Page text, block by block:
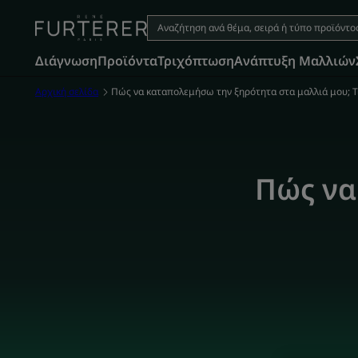
ΔιάγνωσηΠροϊόνταΤριχόπτωσηAνάπτυξη Μαλλιών
Αρχική σελίδα Πώς να καταπολεμήσω την ξηρότητα στα μαλλιά μου;
Πώς